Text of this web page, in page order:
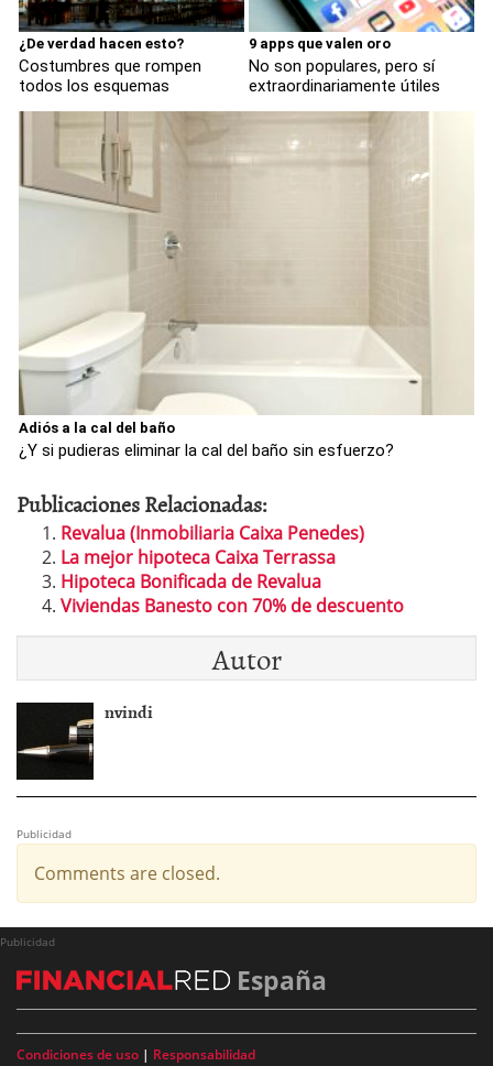
¿De verdad hacen esto?
Costumbres que rompen
todos los esquemas
9 apps que valen oro
No son populares, pero sí
extraordinariamente útiles
Adiós a la cal del baño
¿Y si pudieras eliminar la cal del baño sin esfuerzo?
Publicaciones Relacionadas:
Revalua (Inmobiliaria Caixa Penedes)
La mejor hipoteca Caixa Terrassa
Hipoteca Bonificada de Revalua
Viviendas Banesto con 70% de descuento
Autor
nvindi
Publicidad
Comments are closed.
Publicidad
España
Condiciones de uso | Responsabilidad